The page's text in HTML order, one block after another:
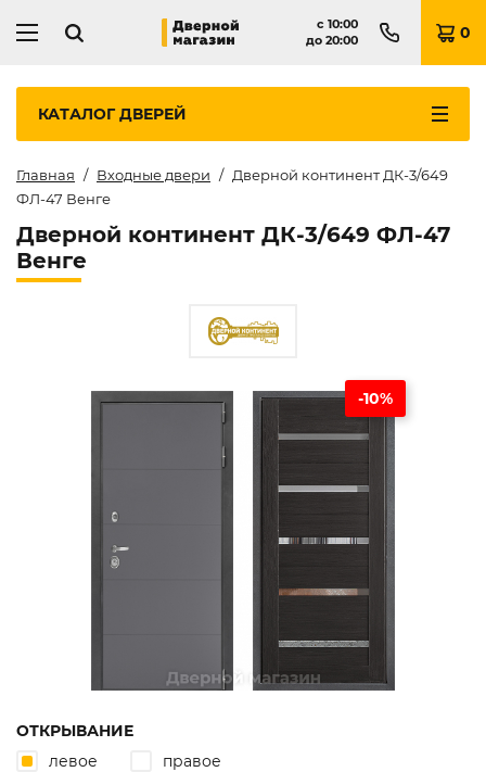
с 10:00
до 20:00 0
КАТАЛОГДВЕРЕЙ
Главная Входные двери
Дверной континент ДК-3/649
ФЛ-47 Венге
Дверной континент ДК-3/649 ФЛ-47
Венге
-10%
ОТКРЫВАНИЕ
левое
правое